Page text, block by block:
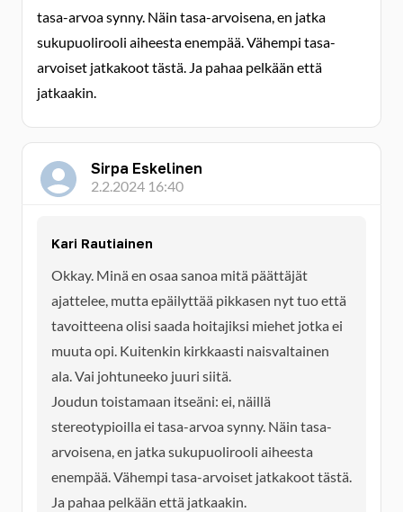
tasa-arvoa synny. Näin tasa-arvoisena, en jatka
sukupuolirooli aiheesta enempää. Vähempi tasa-
arvoiset jatkakoot tästä. Ja pahaa pelkään että
jatkaakin.
Sirpa Eskelinen
2.2.2024 16:40
Kari Rautiainen
Okkay. Minä en osaa sanoa mitä päättäjät
ajattelee, mutta epäilyttää pikkasen nyt tuo että
tavoitteena olisi saada hoitajiksi miehet jotka ei
muuta opi. Kuitenkin kirkkaasti naisvaltainen
ala. Vai johtuneeko juuri siitä.
Joudun toistamaan itseäni: ei, näillä
stereotypioilla ei tasa-arvoa synny. Näin tasa-
arvoisena, en jatka sukupuolirooli aiheesta
enempää. Vähempi tasa-arvoiset jatkakoot tästä.
Ja pahaa pelkään että jatkaakin.